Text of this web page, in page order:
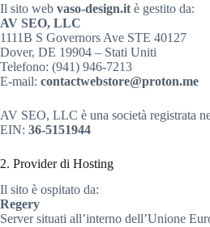
Il sito web vaso-design.it è gestito da:
AV SEO, LLC
1111B S Governors Ave STE 40127
Dover, DE 19904 – Stati Uniti
Telefono: (941) 946-7213
E-mail: contactwebstore@proton.me
AV SEO, LLC è una società registrata
EIN: 36-5151944
2. Provider di Hosting
Il sito è ospitato da:
Regery
Server situati all’interno dell’Unione